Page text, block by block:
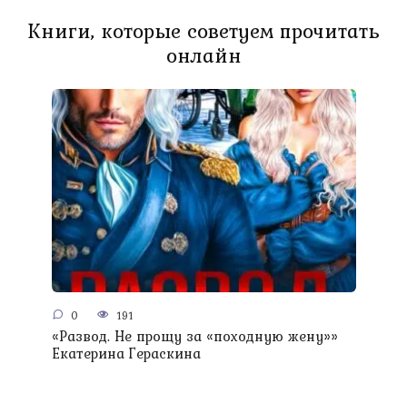
Книги, которые советуем прочитать
онлайн
0 191
«Развод. Не прощу за «походную жену»»
Екатерина Гераскина